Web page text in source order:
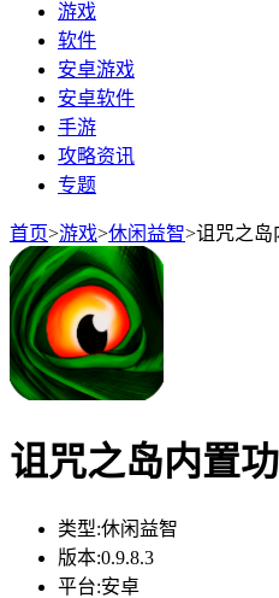
游戏
软件
安卓游戏
安卓软件
手游
攻略资讯
专题
首页>游戏>休闲益智>诅咒之岛
诅咒之岛内置
类型:休闲益智
版本:0.9.8.3
平台:安卓